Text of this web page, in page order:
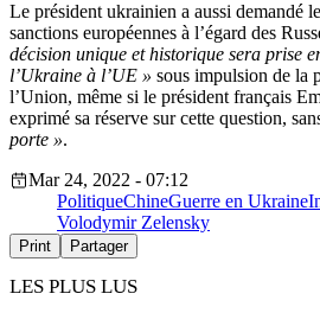
Le président ukrainien a aussi demandé
sanctions européennes à l’égard des
décision unique et historique sera prise
l’Ukraine à l’UE » sous impulsion de la
l’Union, même si le président français
exprimé sa réserve sur cette question,
porte ».
Mar 24, 2022 - 07:12
PolitiqueChineGuerre en Ukraine
Volodymir Zelensky
Print Partager
LES PLUS LUS